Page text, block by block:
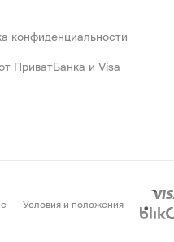
конфиденциальности
ПриватБанка и Visa
Условия и положения